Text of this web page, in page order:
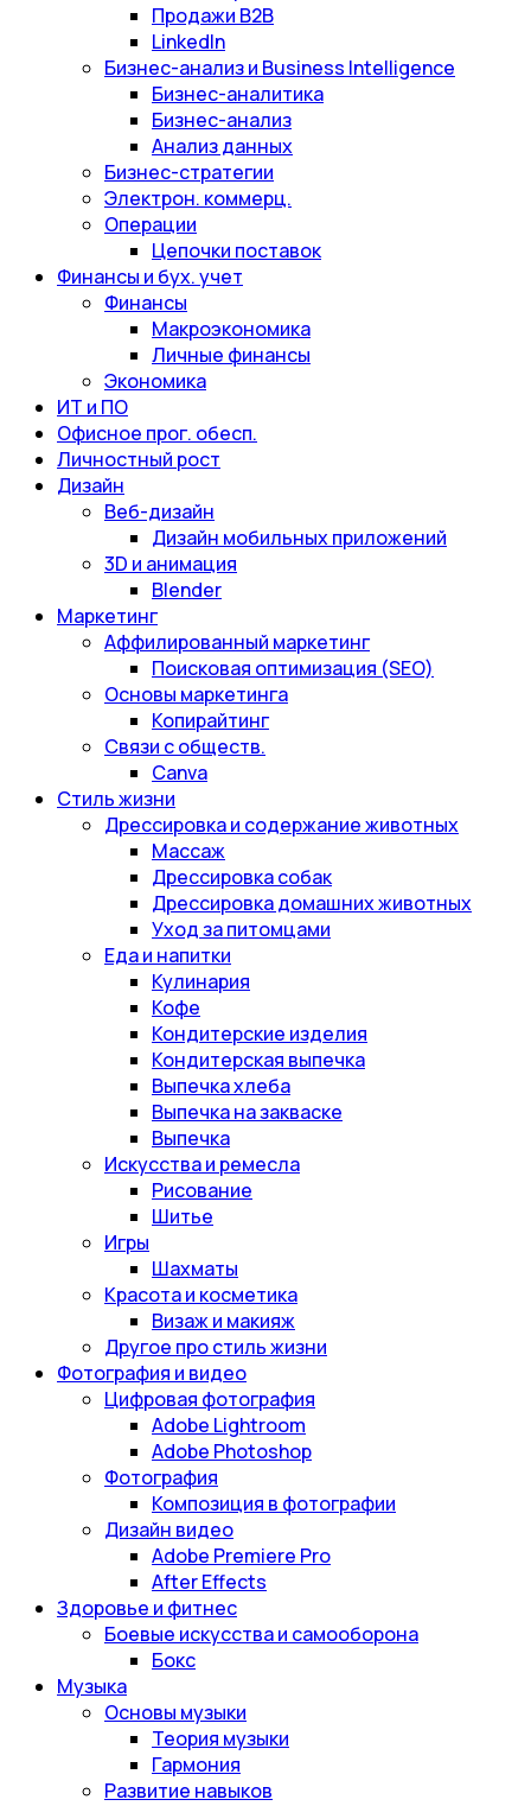
Продажи B2B
LinkedIn
Бизнес-анализ и Business Intelligence
Бизнес-аналитика
Бизнес-анализ
Анализ данных
Бизнес-стратегии
Электрон. коммерц.
Операции
Цепочки поставок
Финансы и бух. учет
Финансы
Макроэкономика
Личные финансы
Экономика
ИТ и ПО
Офисное прог. обесп.
Личностный рост
Дизайн
Веб-дизайн
Дизайн мобильных приложений
3D и анимация
Blender
Маркетинг
Аффилированный маркетинг
Поисковая оптимизация (SEO)
Основы маркетинга
Копирайтинг
Связи с обществ.
Canva
Стиль жизни
Дрессировка и содержание животных
Массаж
Дрессировка собак
Дрессировка домашних животных
Уход за питомцами
Еда и напитки
Кулинария
Кофе
Кондитерские изделия
Кондитерская выпечка
Выпечка хлеба
Выпечка на закваске
Выпечка
Искусства и ремесла
Рисование
Шитье
Игры
Шахматы
Красота и косметика
Визаж и макияж
Другое про стиль жизни
Фотография и видео
Цифровая фотография
Adobe Lightroom
Adobe Photoshop
Фотография
Композиция в фотографии
Дизайн видео
Adobe Premiere Pro
After Effects
Здоровье и фитнес
Боевые искусства и самооборона
Бокс
Музыка
Основы музыки
Теория музыки
Гармония
Развитие навыков